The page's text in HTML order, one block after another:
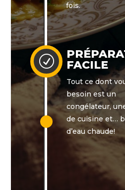
fois.
R
FACILE
Tout ce dont
besoin est un
congélateur,
de cuisine et…
d’eau chaude!